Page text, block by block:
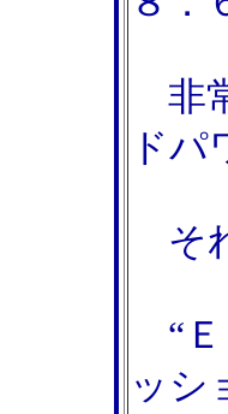
非
ド
そ
“
ッシ